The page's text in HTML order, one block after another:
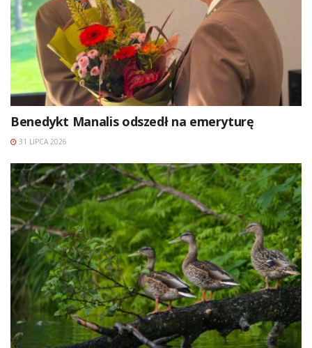
Benedykt Manalis odszedł na emeryturę
31 LIPCA 2026